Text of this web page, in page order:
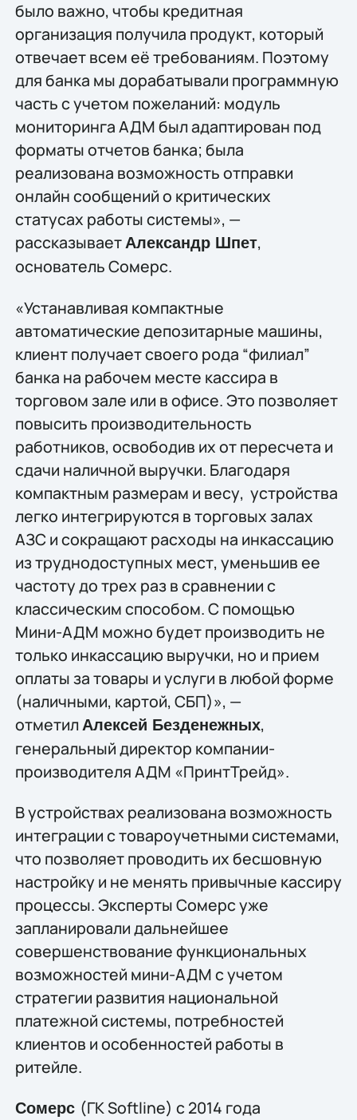
было важно, чтобы кредитная
организация получила продукт, который
отвечает всем её требованиям. Поэтому
для банка мы дорабатывали программную
часть с учетом пожеланий: модуль
мониторинга АДМ был адаптирован под
форматы отчетов банка; была
реализована возможность отправки
онлайн сообщений о критических
статусах работы системы», —
рассказывает Александр Шпет,
основатель Сомерс.
«Устанавливая компактные
автоматические депозитарные машины,
клиент получает своего рода “филиал”
банка на рабочем месте кассира в
торговом зале или в офисе. Это позволяет
повысить производительность
работников, освободив их от пересчета и
сдачи наличной выручки. Благодаря
компактным размерам и весу, устройства
легко интегрируются в торговых залах
АЗС и сокращают расходы на инкассацию
из труднодоступных мест, уменьшив ее
частоту до трех раз в сравнении с
классическим способом. С помощью
Мини-АДМ можно будет производить не
только инкассацию выручки, но и прием
оплаты за товары и услуги в любой форме
(наличными, картой, СБП)», —
отметил Алексей Безденежных,
генеральный директор компании-
производителя АДМ «ПринтТрейд».
В устройствах реализована возможность
интеграции с товароучетными системами,
что позволяет проводить их бесшовную
настройку и не менять привычные кассиру
процессы. Эксперты Сомерс уже
запланировали дальнейшее
совершенствование функциональных
возможностей мини-АДМ с учетом
стратегии развития национальной
платежной системы, потребностей
клиентов и особенностей работы в
ритейле.
Сомерс (ГК Softline) с 2014 года